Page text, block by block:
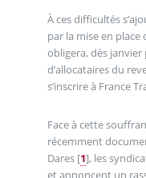
À ces difficultés
par la mise en
obligera, dès
d’allocataires du
s’inscrire à France
Face à cette
récemment
Dares[1], les
et annoncent un